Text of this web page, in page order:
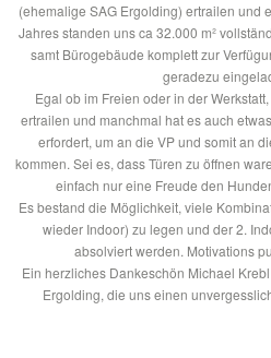
(ehemalige SAG Ergolding) ertrailen und
Jahres standen uns ca 32.000 m²
samt Bürogebäude komplett zur
geradezu
Egal ob im Freien oder in der
ertrailen und manchmal hat es auch
erfordert, um an die VP und somit an
kommen. Sei es, dass Türen zu öffnen
einfach nur eine Freude den
Es bestand die Möglichkeit, viele
wieder Indoor) zu legen und der 2.
absolviert werden. Motivations
Ein herzliches Dankeschön Michael
Ergolding, die uns einen